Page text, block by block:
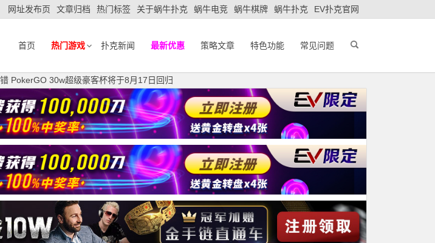
网址发布页 文章归档 热门标签 关于蜗牛扑克 蜗牛电竞 蜗牛棋牌 蜗牛扑克 EV扑克官网
首页 热门游戏 扑克新闻 最新优惠 策略文章 特色功能 常见问题
PokerGO 30w超级豪客杯将于8月17日回归